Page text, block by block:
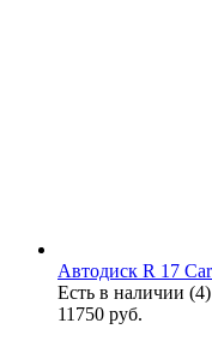
Автодиск R 17
Есть в наличии (4)
11750 руб.